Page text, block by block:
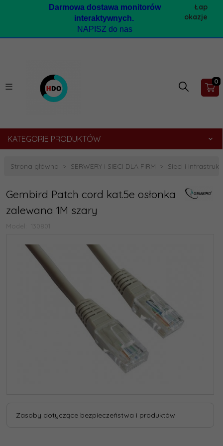
Darmowa dostawa monitorów
interaktywnych.
NAPISZ do nas
Łap
okazje
0
KATEGORIE PRODUKTÓW
Strona główna SERWERY i SIECI DLA FIRM Sieci i
Gembird Patch cord kat.5e osłonka
zalewana 1M szary
Model: 130801
Zasoby dotyczące bezpieczeństwa i produktów